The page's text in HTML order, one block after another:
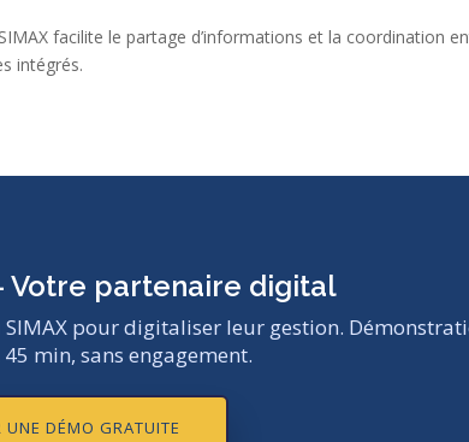
facilite le partage d’informations et la coordination
intégrés.
Votre partenaire digital
pour digitaliser leur gestion.
min, sans engagement.
UNE DÉMO GRATUITE